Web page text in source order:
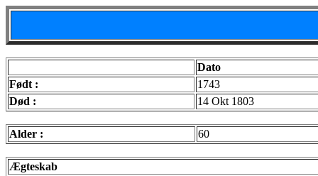
Dato
Født :
1743
Død :
14 Okt 1803
Alder : 60
Ægteskab